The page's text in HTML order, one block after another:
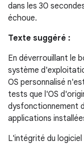
dans les 30
échoue.
Texte suggéré :
En déverrouillant le
système
OS personnalisé
tests que l'OS
dysfonctionnement
applications
L'intégrité du